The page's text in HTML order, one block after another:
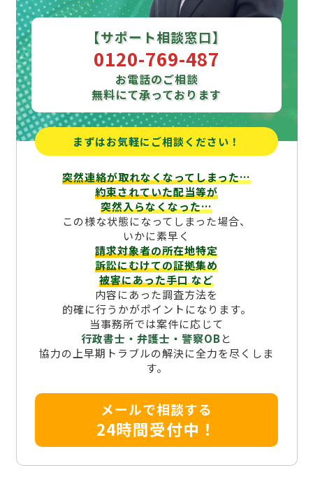
【サポート相談窓口】
0120-769-487
お電話のご相談
無料にて承っております
まずはお気軽にご相談ください！
突然連絡が取れなくなってしまった…
約束されていた配当等が
突然入らなくなった…
この様な状態になってしまった場合、
いかに素早く
請求対象者の所在地特定
訴訟にむけての証拠集め
被害にあった手口など
内容にあった調査方法を
的確に行うかがポイントになります。
当事務所では案件に応じて
行政書士・弁護士・警察OBと
協力の上早期トラブルの解決に全力を尽くしま
す。
メールで相談する
24時間受付中！